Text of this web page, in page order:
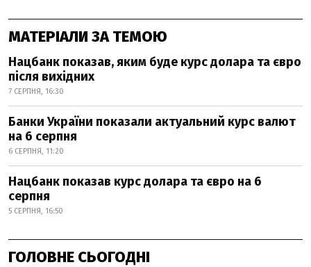
МАТЕРІАЛИ ЗА ТЕМОЮ
Нацбанк показав, яким буде курс долара та євро
після вихідних
7 СЕРПНЯ, 16:30
Банки України показали актуальний курс валют
на 6 серпня
6 СЕРПНЯ, 11:20
Нацбанк показав курс долара та євро на 6
серпня
5 СЕРПНЯ, 16:50
ГОЛОВНЕ СЬОГОДНІ